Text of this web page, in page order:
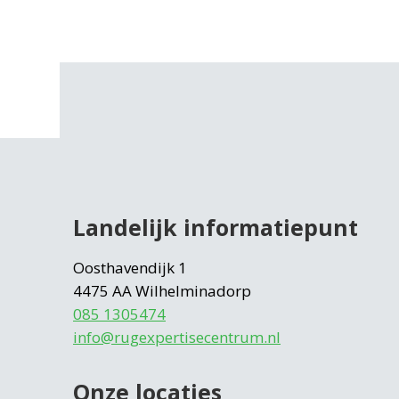
Landelijk informatiepunt
Oosthavendijk 1
4475 AA Wilhelminadorp
085 1305474
info@rugexpertisecentrum.nl
Onze locaties